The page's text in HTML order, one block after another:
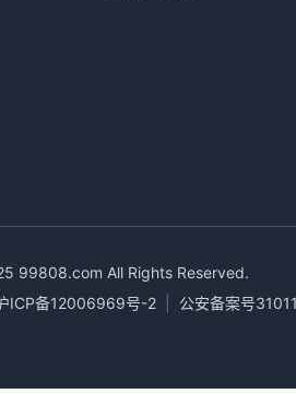
99808.com All Rights Reserved.
ICP备12006969号-2
公安备案号